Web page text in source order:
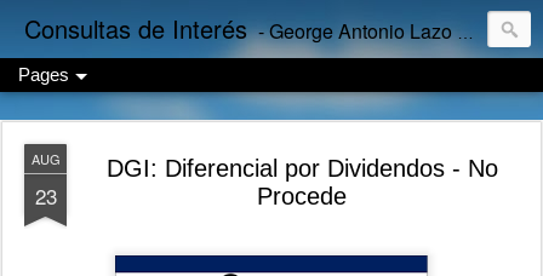
Consultas de Interés - George Antonio Lazo Sánchez
Pages
AUG
23
DGI: Diferencial por Dividendos - No
Procede